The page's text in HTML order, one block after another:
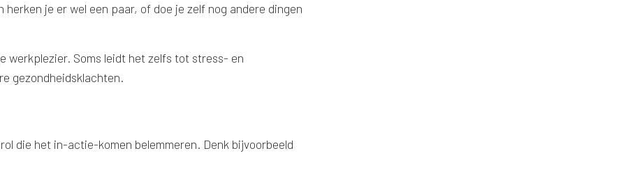
je er wel een paar, of doe je zelf nog andere dingen
werkplezier. Soms leidt het zelfs tot stress- en
gezondheidsklachten.
die het in-actie-komen belemmeren. Denk bijvoorbeeld